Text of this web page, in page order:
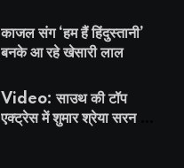
काजल संग ‘हम हैं हिंदुस्तानी’
बनके आ रहे खेसारी लाल
Video: साउथ की टॉप
एक्ट्रेस में शुमार श्रेया सरन का